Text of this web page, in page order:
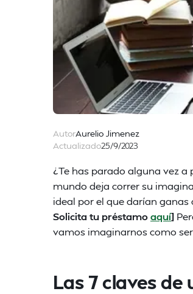
AutorAurelio Jimenez
Actualizado25/9/2023
¿Te has parado alguna vez a
mundo deja correr su
ideal por el que darían ganas
Solicita tu préstamoaquí]
vamos imaginarnos como
Las 7 claves